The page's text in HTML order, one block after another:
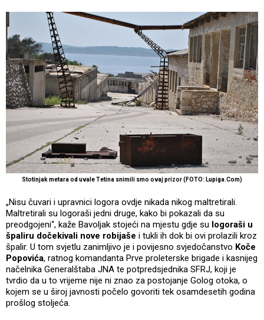
Stotinjak metara od uvale Tetina snimili smo ovaj prizor (FOTO: Lupiga.Com)
„Nisu čuvari i upravnici logora ovdje nikada nikog maltretirali.
Maltretirali su logoraši jedni druge, kako bi pokazali da su
preodgojeni“, kaže Bavoljak stojeći na mjestu gdje su logoraši u
špaliru dočekivali nove robijaše i tukli ih dok bi ovi prolazili kroz
špalir. U tom svjetlu zanimljivo je i povijesno svjedočanstvo Koče
Popovića, ratnog komandanta Prve proleterske brigade i kasnijeg
načelnika Generalštaba JNA te potpredsjednika SFRJ, koji je
tvrdio da u to vrijeme nije ni znao za postojanje Golog otoka, o
kojem se u široj javnosti počelo govoriti tek osamdesetih godina
prošlog stoljeća.